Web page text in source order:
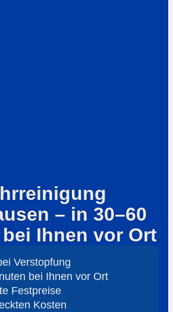
– in 30–60
Ihnen vor Ort
Verstopfung
bei Ihnen vor Ort
Festpreise
Kosten